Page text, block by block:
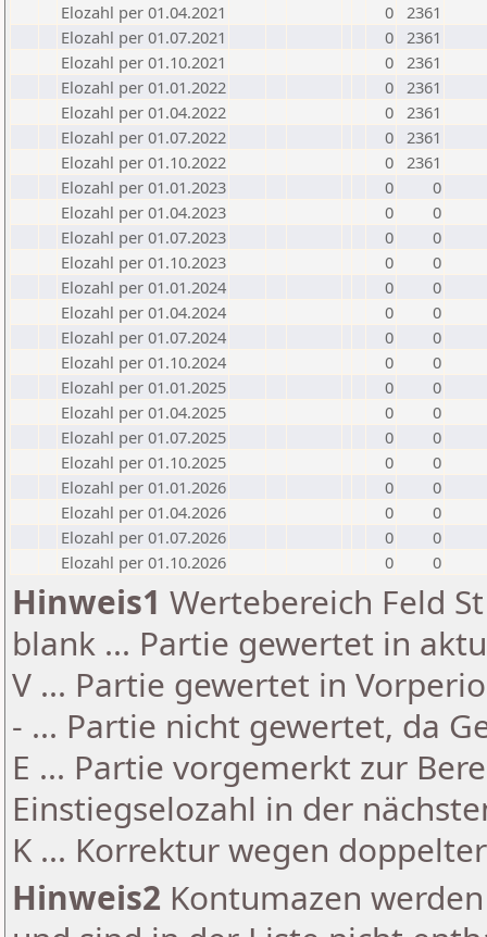
Elozahl per 01.04.2021
0 2361
Elozahl per 01.07.2021
0 2361
Elozahl per 01.10.2021
0 2361
Elozahl per 01.01.2022
0 2361
Elozahl per 01.04.2022
0 2361
Elozahl per 01.07.2022
0 2361
Elozahl per 01.10.2022
0 2361
Elozahl per 01.01.2023
0
0
Elozahl per 01.04.2023
0
0
Elozahl per 01.07.2023
0
0
Elozahl per 01.10.2023
0
0
Elozahl per 01.01.2024
0
0
Elozahl per 01.04.2024
0
0
Elozahl per 01.07.2024
0
0
Elozahl per 01.10.2024
0
0
Elozahl per 01.01.2025
0
0
Elozahl per 01.04.2025
0
0
Elozahl per 01.07.2025
0
0
Elozahl per 01.10.2025
0
0
Elozahl per 01.01.2026
0
0
Elozahl per 01.04.2026
0
0
Elozahl per 01.07.2026
0
0
Elozahl per 01.10.2026
0 0
Hinweis1 Wertebereich Feld
blank ... Partie gewertet in
V ... Partie gewertet in
- ... Partie nicht gewertet, da
E ... Partie vorgemerkt zur
Einstiegselozahl in der
K ... Korrektur wegen
Hinweis2 Kontumazen